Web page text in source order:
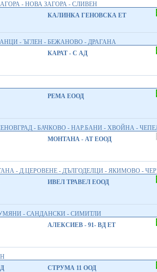
- НОВА ЗАГОРА - СЛИВЕН
КАЛИНКА ГЕНОВСКА ЕТ
- ЪГЛЕН - БЕЖАНОВО - ДРАГАНА
КАРАТ - С АД
РЕМА ЕООД
- БАЧКОВО - НАР.БАНИ - ХВОЙНА -
МОНТАНА - АТ ЕООД
- Д.ЦЕРОВЕНЕ - ДЪЛГОДЕЛЦИ - ЯКИМОВО -
ИВЕЛ ТРАВЕЛ ЕООД
- САНДАНСКИ - СИМИТЛИ
АЛЕКСИЕВ - 91- ВД ЕТ
СТРУМА 11 ООД